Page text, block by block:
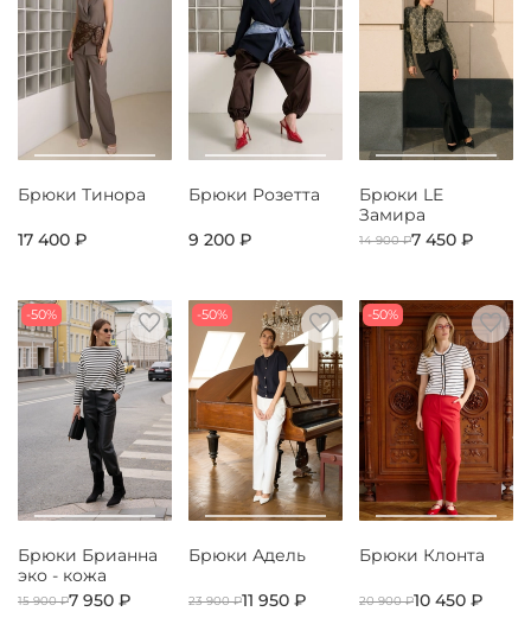
Брюки Тинора
17 400 ₽
Брюки Розетта
9 200 ₽
Брюки LE
Замира
14 900 ₽7 450 ₽
-50%
Брюки Брианна
эко - кожа
15 900 ₽7 950 ₽
-50%
Брюки Адель
23 900 ₽11 950 ₽
-50%
Брюки Клонта
20 900 ₽10 450 ₽